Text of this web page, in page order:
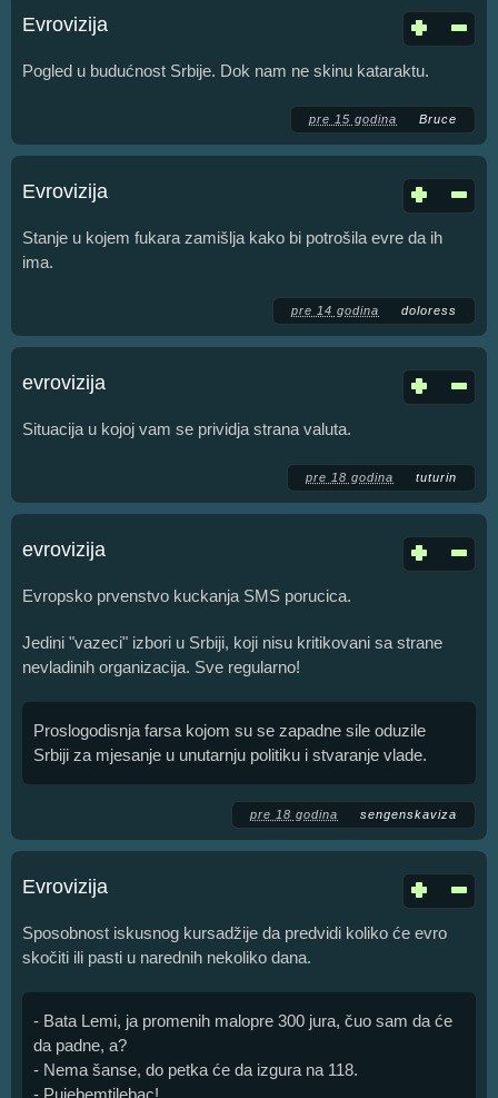
Evrovizija
Pogled u budućnost Srbije. Dok nam ne skinu kataraktu.
pre 15 godina Bruce
Evrovizija
Stanje u kojem fukara zamišlja kako bi potrošila evre da ih
ima.
pre 14 godina doloress
evrovizija
Situacija u kojoj vam se prividja strana valuta.
pre 18 godina tuturin
evrovizija
Evropsko prvenstvo kuckanja SMS porucica.
Jedini "vazeci" izbori u Srbiji, koji nisu kritikovani sa strane
nevladinih organizacija. Sve regularno!
Proslogodisnja farsa kojom su se zapadne sile oduzile
Srbiji za mjesanje u unutarnju politiku i stvaranje vlade.
pre 18 godina sengenskaviza
Evrovizija
Sposobnost iskusnog kursadžije da predvidi koliko će evro
skočiti ili pasti u narednih nekoliko dana.
- Bata Lemi, ja promenih malopre 300 jura, čuo sam da će
da padne, a?
- Nema šanse, do petka će da izgura na 118.
- Pujebemtilebac!